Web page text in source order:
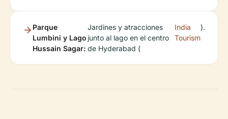
Parque
Lumbini y Lago
Hussain Sagar:
Jardines y atracciones
junto al lago en el centro
de Hyderabad (
India
Tourism
).